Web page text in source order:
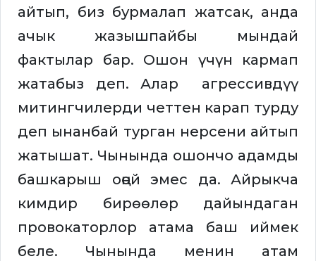
айтып, биз бурмалап жатсак, анда
ачык жазышпайбы мындай
фактылар бар. Ошон үчүн кармап
жатабыз деп. Алар агрессивдүү
митингчилерди четтен карап турду
деп ынанбай турган нерсени айтып
жатышат. Чынында ошончо адамды
башкарыш оңой эмес да. Айрыкча
кимдир бирөөлөр дайындаган
провокаторлор атама баш иймек
беле. Чынында менин атам